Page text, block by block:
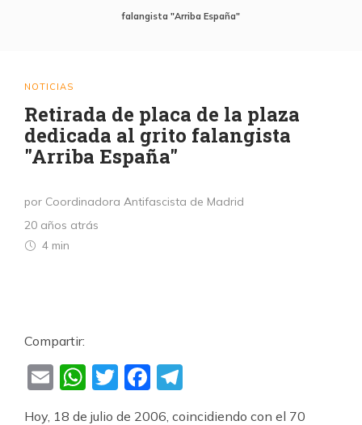
falangista "Arriba España"
NOTICIAS
Retirada de placa de la plaza
dedicada al grito falangista
"Arriba España"
por Coordinadora Antifascista de Madrid
20 años atrás
4 min
Compartir:
EmailWhatsApp
TwitterFacebook
Hoy, 18 de julio de 2006, coincidiendo con el 70